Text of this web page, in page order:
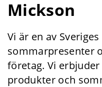
Mickson
Vi är en av
sommarpresenter
företag. Vi
produkter och